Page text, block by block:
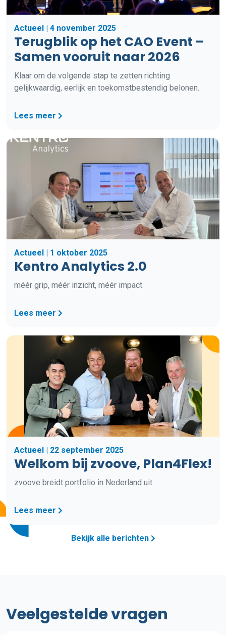
Actueel | 4 november 2025
Terugblik op het CAO Event –
Samen vooruit naar 2026
Klaar om de volgende stap te zetten richting
gelijkwaardig, eerlijk en toekomstbestendig belonen.
Lees meer
Actueel | 1 oktober 2025
Kentro Analytics 2.0
méér grip, méér inzicht, méér impact
Lees meer
Actueel | 22 september 2025
Welkom bij zvoove, Plan4Flex!
zvoove breidt portfolio in Nederland uit
Lees meer
Bekijk alle berichten
Veelgestelde vragen